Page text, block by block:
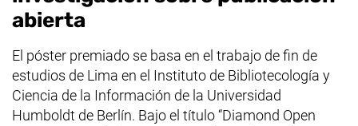
abierta
El póster premiado se basa en el trabajo de fin de
estudios de Lima en el Instituto de Bibliotecología y
Ciencia de la Información de la Universidad
Humboldt de Berlín. Bajo el título “Diamond Open